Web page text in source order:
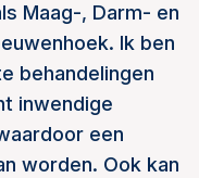
Maag-, Darm- en
Ik ben
behandelingen
inwendige
een
worden. Ook kan